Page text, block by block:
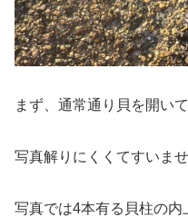
まず、通常通り貝を開い
写真解りにくくてすいませ
写真では4本有る貝柱の内